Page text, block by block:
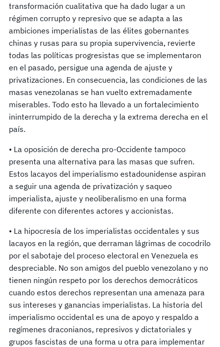
transformación cualitativa que ha dado lugar a un
régimen corrupto y represivo que se adapta a las
ambiciones imperialistas de las élites gobernantes
chinas y rusas para su propia supervivencia, revierte
todas las políticas progresistas que se implementaron
en el pasado, persigue una agenda de ajuste y
privatizaciones. En consecuencia, las condiciones de las
masas venezolanas se han vuelto extremadamente
miserables. Todo esto ha llevado a un fortalecimiento
ininterrumpido de la derecha y la extrema derecha en el
país.
• La oposición de derecha pro-Occidente tampoco
presenta una alternativa para las masas que sufren.
Estos lacayos del imperialismo estadounidense aspiran
a seguir una agenda de privatización y saqueo
imperialista, ajuste y neoliberalismo en una forma
diferente con diferentes actores y accionistas.
• La hipocresía de los imperialistas occidentales y sus
lacayos en la región, que derraman lágrimas de cocodrilo
por el sabotaje del proceso electoral en Venezuela es
despreciable. No son amigos del pueblo venezolano y no
tienen ningún respeto por los derechos democráticos
cuando estos derechos representan una amenaza para
sus intereses y ganancias imperialistas. La historia del
imperialismo occidental es una de apoyo y respaldo a
regímenes draconianos, represivos y dictatoriales y
grupos fascistas de una forma u otra para implementar